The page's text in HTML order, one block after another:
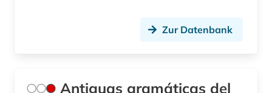
geschichte 1450-1912 (1)
geschichte 1495-1992 (1)
Zur Datenbank
Antiguas gramáticas del